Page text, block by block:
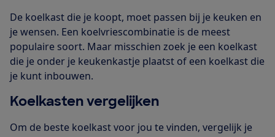
De koelkast die je koopt, moet passen bij je keuken en
je wensen. Een koelvriescombinatie is de meest
populaire soort. Maar misschien zoek je een koelkast
die je onder je keukenkastje plaatst of een koelkast die
je kunt inbouwen.
Koelkasten vergelijken
Om de beste koelkast voor jou te vinden, vergelijk je